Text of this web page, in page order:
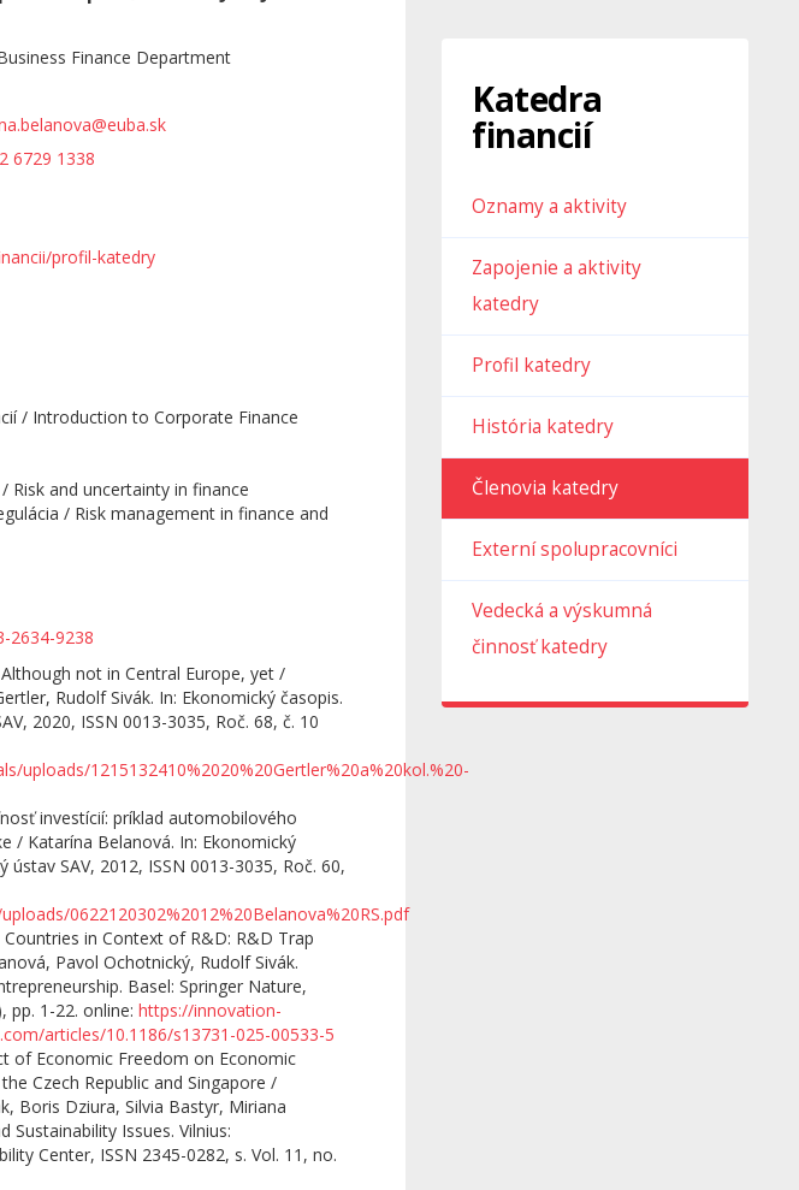
Finance Department
6729 1338
profil-katedry
/ Introduction to Corporate Finance
Risk and uncertainty in finance
/ Risk management in finance and
2634-9238
not in Central Europe, yet /
Rudolf Sivák. In: Ekonomický časopis.
2020, ISSN 0013-3035, Roč. 68, č. 10
uploads/1215132410%2020%20Gertler%20a%20kol.%20-
investícií: príklad automobilového
/ Katarína Belanová. In: Ekonomický
SAV, 2012, ISSN 0013-3035, Roč. 60,
0622120302%2012%20Belanova%20RS.pdf
in Context of R&D: R&D Trap
Pavol Ochotnický, Rudolf Sivák.
Basel: Springer Nature,
pp. 1-22. online: https://innovation-
articles/10.1186/s13731-025-00533-5
of Economic Freedom on Economic
Czech Republic and Singapore /
Boris Dziura, Silvia Bastyr, Miriana
Sustainability Issues. Vilnius:
Center, ISSN 2345-0282, s. Vol. 11, no.
Katedra
financií
Oznamy a aktivity
Zapojenie a aktivity
katedry
Profil katedry
História katedry
Členovia katedry
Externí spolupracovníci
Vedecká a výskumná
činnosť katedry